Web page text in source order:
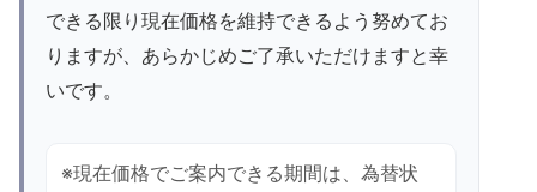
できる限り現在価格を維持できるよう努めてお
りますが、あらかじめご了承いただけますと幸
いです。
※現在価格でご案内できる期間は、為替状